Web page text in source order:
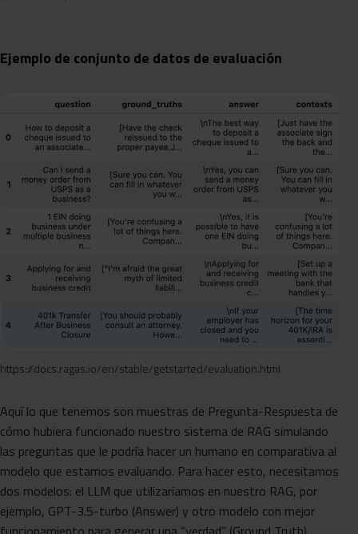
Ejemplo de conjunto de datos de evaluación
https://docs.ragas.io/en/stable/getstarted/evaluation.html
Aquí lo que tenemos son muestras de Pregunta-Respuesta de
cómo hubiera funcionado nuestro sistema de RAG simulando
las preguntas que le podría hacer un humano en comparativa al
modelo que estamos evaluando. Para hacer esto, necesitamos
dos modelos: el LLM que utilizaríamos en nuestro RAG, por
ejemplo, GPT-3.5-turbo (Answer) y otro modelo con mejor